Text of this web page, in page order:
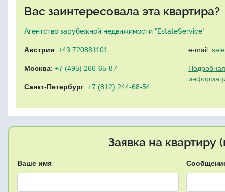
Вас заинтересовала эта квартира?
Агентство зарубежной недвижимости "EstateService"
Австрия: +43 720881101
Москва: +7 (495) 266-65-87
Санкт-Петербург: +7 (812) 244-68-54
e-mail:
Заявка на квартиру
Ваше имя